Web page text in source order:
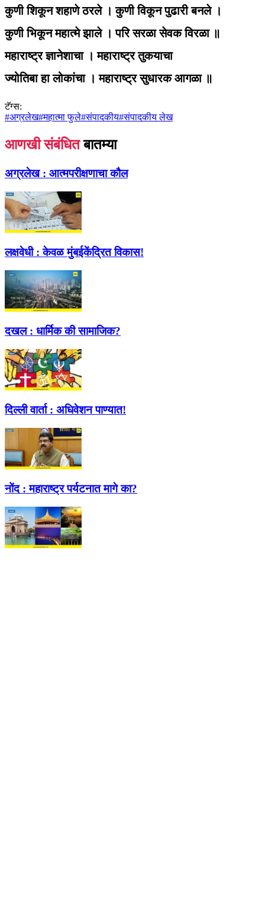
कुणी शिकून शहाणे ठरले । कुणी विकून पुढारी बनले ।
कुणी भिकून महात्मे झाले । परि सरळा सेवक विरळा ॥
महाराष्ट्र ज्ञानेशाचा । महाराष्ट्र तुकयाचा
ज्योतिबा हा लोकांचा । महाराष्ट्र सुधारक आगळा ॥
टॅग्स:
#अग्रलेख#महात्मा फुले#संपादकीय#संपादकीय लेख
आणखी संबंधित बातम्या
अग्रलेख : आत्मपरीक्षणाचा कौल
लक्षवेधी : केवळ मुंबईकेंद्रित विकास!
दखल : धार्मिक की सामाजिक?
दिल्ली वार्ता : अधिवेशन पाण्यात!
नोंद : महाराष्ट्र पर्यटनात मागे का?